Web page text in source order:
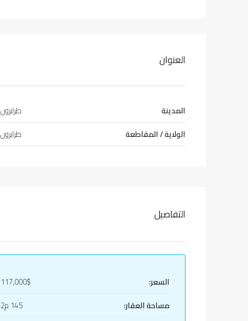
العنوان
المدينة
طرابزون
الولاية / المقاطعة
طرابزون
التفاصيل
السعر:
117,000$
مساحة العقار:
145 م2